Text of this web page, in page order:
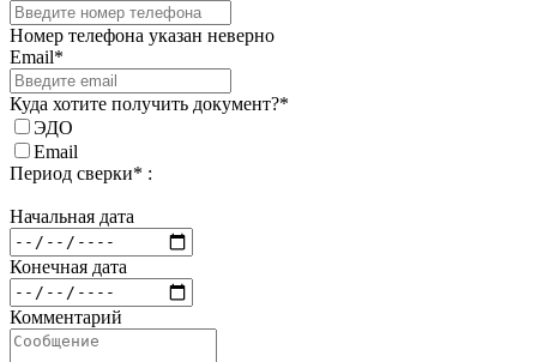
Номер телефона указан неверно
Email*
Куда хотите получить документ?*
ЭДО
Email
Период сверки* :
Начальная дата
Конечная дата
Комментарий